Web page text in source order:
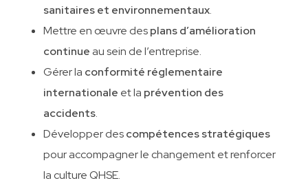
sanitaires et environnementaux.
Mettre en œuvre desplans d’amélioration
continue au sein de l’entreprise.
Gérer la conformité réglementaire
internationale et la prévention des
accidents.
Développer descompétences stratégiques
pour accompagner le changement et renforcer
la culture QHSE.